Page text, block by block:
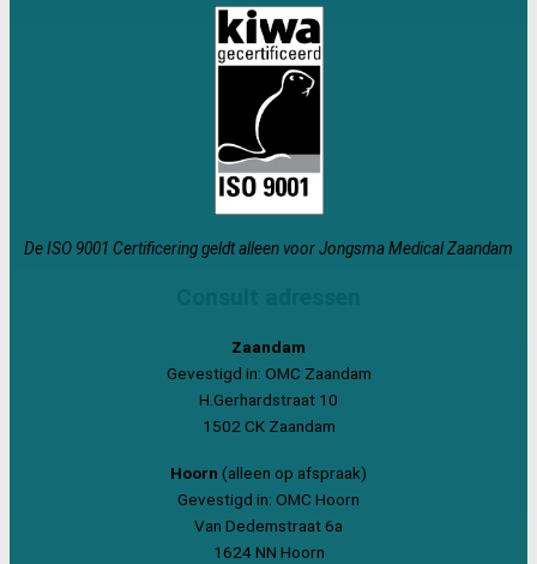
De ISO 9001 Certificering geldt alleen voor Jongsma Medical Zaandam
Zaandam
Gevestigd in: OMC Zaandam
H.Gerhardstraat 10
1502 CK Zaandam
Hoorn (alleen op afspraak)
Gevestigd in: OMC Hoorn
Van Dedemstraat 6a
1624 NN Hoorn